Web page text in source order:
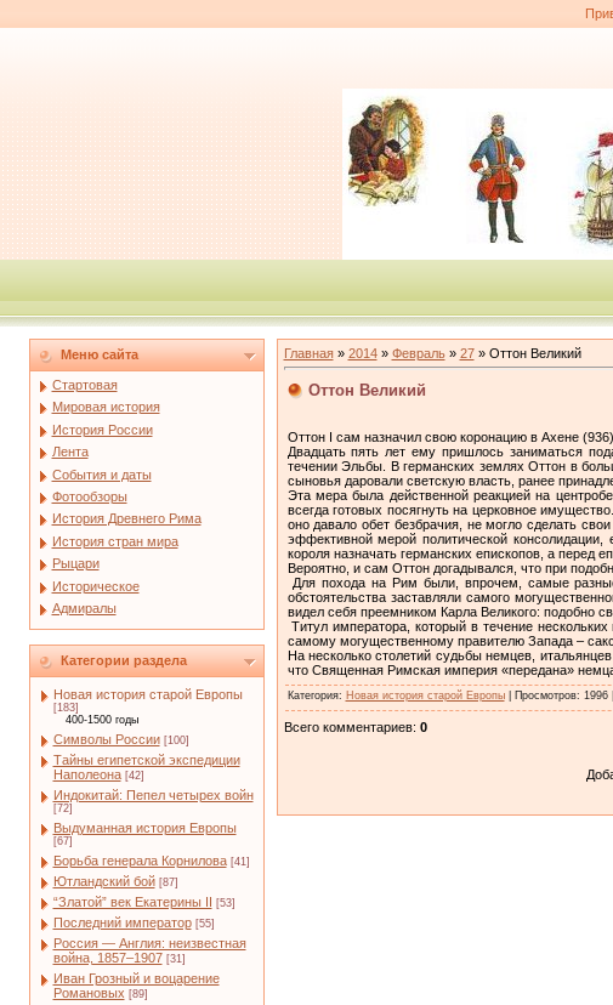
Меню сайта
Стартовая
Мировая история
История России
Лента
События и даты
Фотообзоры
История Древнего Рима
История стран мира
Рыцари
Историческое
Адмиралы
Категории раздела
Новая история старой Европы
[183]
400-1500 годы
Символы России [100]
Тайны египетской экспедиции
Наполеона [42]
Индокитай: Пепел четырех войн
[72]
Выдуманная история Европы
[67]
Борьба генерала Корнилова [41]
Ютландский бой [87]
“Златой” век Екатерины II [53]
Последний император [55]
Россия — Англия: неизвестная
война, 1857–1907 [31]
Иван Грозный и воцарение
Романовых [89]
Главная» 2014 » Февраль » 27» Оттон Великий
Оттон Великий
Оттон I сам назначил свою коронацию в Ахене
Двадцать пять лет ему пришлось заниматься
течении Эльбы. В германских землях Оттон в
сыновья даровали светскую власть, ранее
Эта мера была действенной реакцией на
всегда готовых посягнуть на церковное
оно давало обет безбрачия, не могло сделать
эффективной мерой политической
короля назначать германских епископов, а перед
Вероятно, и сам Оттон догадывался, что при
Для похода на Рим были, впрочем, самые
обстоятельства заставляли самого
видел себя преемником Карла Великого: подобно
Титул императора, который в течение
самому могущественному правителю Запада –
На несколько столетий судьбы немцев,
что Священная Римская империя «передана»
Категория: Новая история старой Европы| Просмотров: 1996|
Всего комментариев: 0